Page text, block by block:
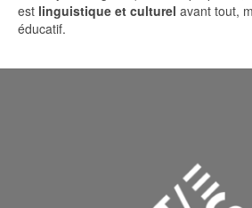
est linguistique et culturel avant tout,
éducatif.